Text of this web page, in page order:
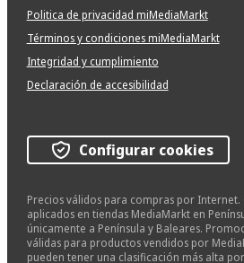
Politica de privacidad miMediaMarkt
Términos y condiciones miMediaMarkt
Integridad y cumplimiento
Declaración de accesibilidad
Configurar cookies
Precios válidos para compras por Internet.
aplicados en tiendas MediaMarkt en
únicamente a Península y Baleares.
válidas para productos vendidos por
pueden tener una clasificación más alta